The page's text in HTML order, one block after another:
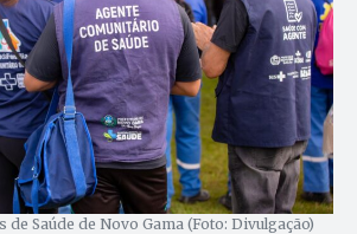
Saúde de Novo Gama (Foto: Divulgação)